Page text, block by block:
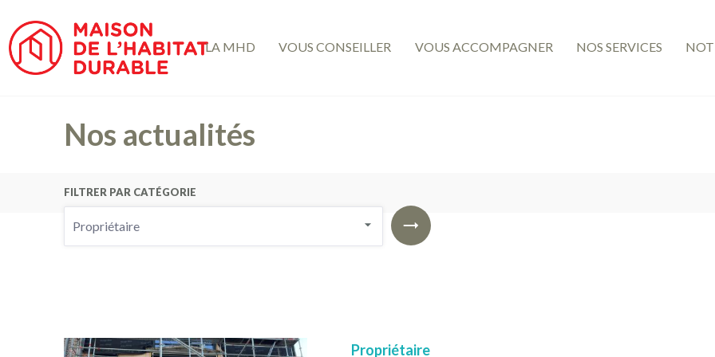
contenu
principal
LA MHD VOUS CONSEILLER VOUS ACCOMPAGNER NOS SERVICES
Nos actualités
FILTRER PAR CATÉGORIE
par
Propriétaire